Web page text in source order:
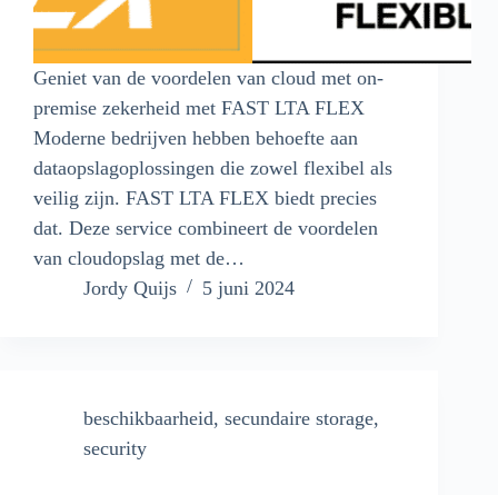
Geniet van de voordelen van cloud met on-
premise zekerheid met FAST LTA FLEX
Moderne bedrijven hebben behoefte aan
dataopslagoplossingen die zowel flexibel als
veilig zijn. FAST LTA FLEX biedt precies
dat. Deze service combineert de voordelen
van cloudopslag met de…
Jordy Quijs
5 juni 2024
beschikbaarheid, secundaire storage,
security